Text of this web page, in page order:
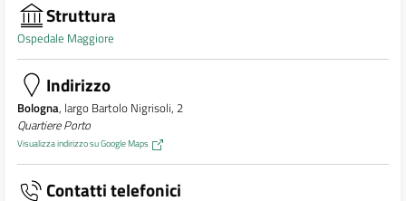
Struttura
Ospedale Maggiore
Indirizzo
Bologna, largo Bartolo Nigrisoli, 2
Quartiere Porto
Visualizza indirizzo su Google Maps
Contatti telefonici